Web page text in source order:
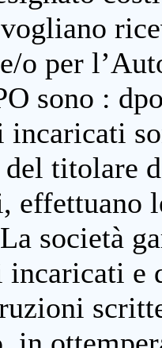
o per
sono :
titolare
effettuano
società
e